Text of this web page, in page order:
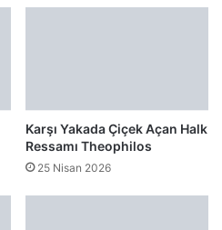
Karşı Yakada Çiçek Açan Halk
Ressamı Theophilos
25 Nisan 2026